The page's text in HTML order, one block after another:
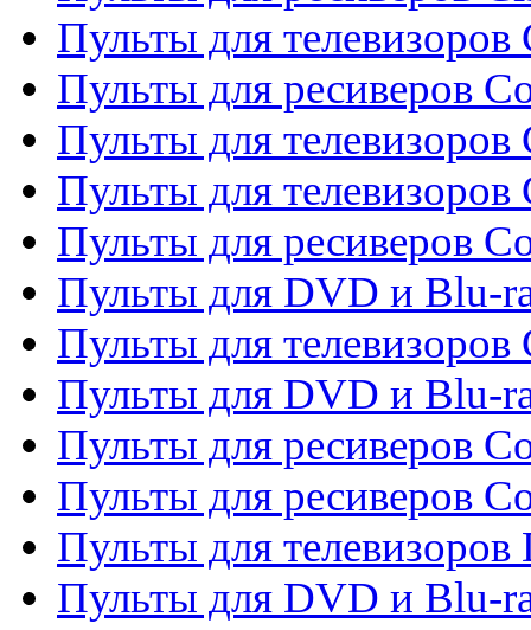
Пульты для телевизоров
Пульты для ресиверов
Пульты для телевизоров
Пульты для телевизоров
Пульты для ресиверов
Пульты для DVD и Blu-
Пульты для телевизоров
Пульты для DVD и Blu-
Пульты для ресиверов
Пульты для ресиверов
Пульты для телевизоров
Пульты для DVD и Blu-